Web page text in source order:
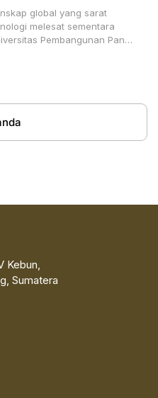
global yang sarat
melesat sementara
Pembangunan Panca
Kebun,
Sumatera